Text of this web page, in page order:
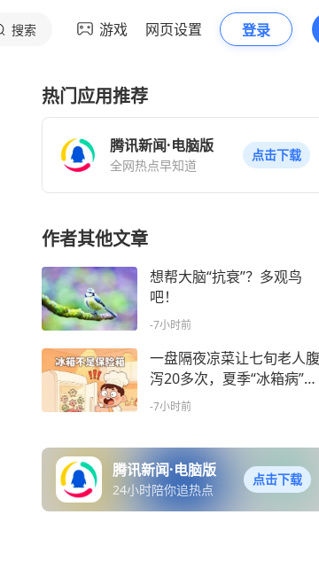
搜索 游戏 网页设置 登录
热门应用推荐
腾讯新闻·电脑版
全网热点早知道
点击下载
作者其他文章
想帮大脑“抗衰”？多观鸟
吧！
-7小时前
一盘隔夜凉菜让七旬老人腹
泻20多次，夏季“冰箱病”为
何专盯老年人
-7小时前
腾讯新闻·电脑版
24小时陪你追热点
点击下载